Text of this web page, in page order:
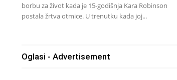
borbu za život kada je 15-godišnja Kara Robinson
postala žrtva otmice. U trenutku kada joj...
Oglasi - Advertisement